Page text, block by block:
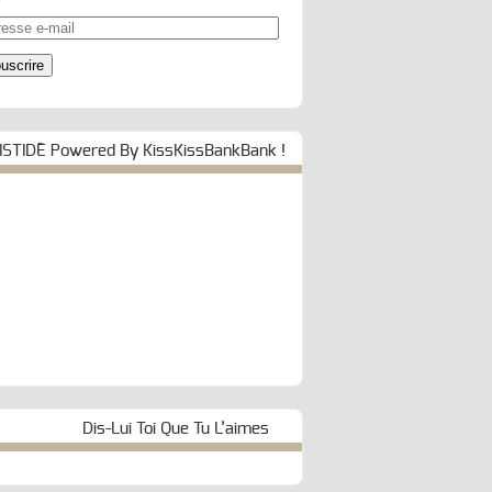
Powered By KissKissBankBank !
Dis-Lui Toi Que Tu L’aimes